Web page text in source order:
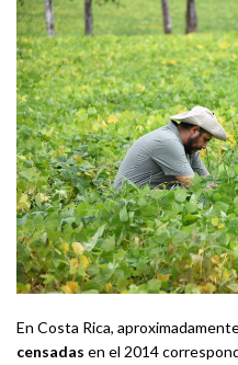
En Costa Rica,
censadas en el 2014